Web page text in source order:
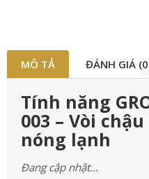
MÔ TẢ ĐÁNH GIÁ
Tính năng
003 – Vòi
nóng lạnh
Đang cập nhật…